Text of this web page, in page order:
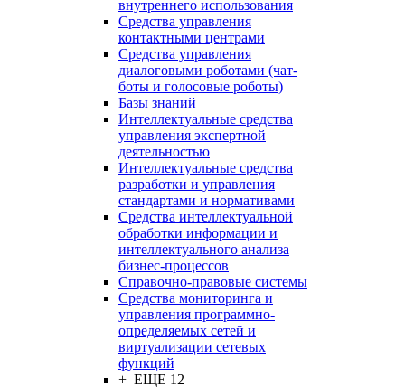
внутреннего использования
Средства управления
контактными центрами
Средства управления
диалоговыми роботами (чат-
боты и голосовые роботы)
Базы знаний
Интеллектуальные средства
управления экспертной
деятельностью
Интеллектуальные средства
разработки и управления
стандартами и нормативами
Средства интеллектуальной
обработки информации и
интеллектуального анализа
бизнес-процессов
Справочно-правовые системы
Средства мониторинга и
управления программно-
определяемых сетей и
виртуализации сетевых
функций
+ ЕЩЕ 12